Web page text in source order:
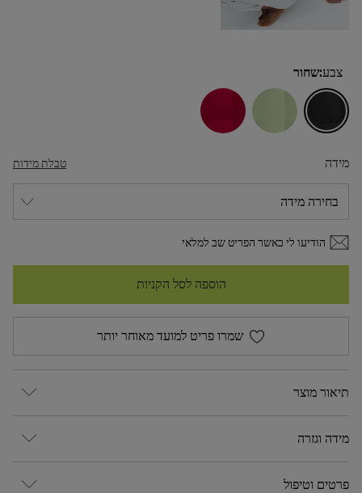
צבע:שחור
מידה טבלת מידות
הודיעו לי כאשר הפריט שב למלאי
הוספה לסל הקניות
שמרו פריט למועד מאוחר יותר
תיאור מוצר
מידה וגזרה
פרטים וטיפול